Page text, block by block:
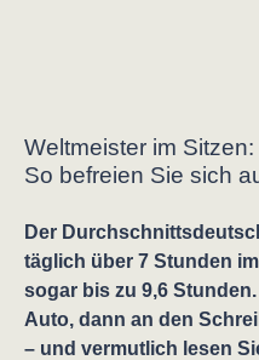
Weltmeister im Sitzen:
So befreien Sie sich
Der
täglich über 7 Stunden
sogar bis zu 9,6
Auto, dann an den
– und vermutlich lesen